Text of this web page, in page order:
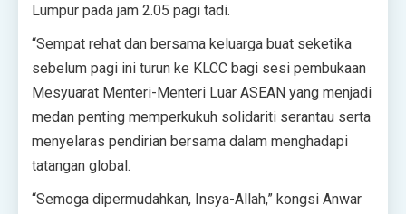
Lumpur pada jam 2.05 pagi tadi.
“Sempat rehat dan bersama keluarga buat seketika
sebelum pagi ini turun ke KLCC bagi sesi pembukaan
Mesyuarat Menteri-Menteri Luar ASEAN yang menjadi
medan penting memperkukuh solidariti serantau serta
menyelaras pendirian bersama dalam menghadapi
tatangan global.
“Semoga dipermudahkan, Insya-Allah,” kongsi Anwar